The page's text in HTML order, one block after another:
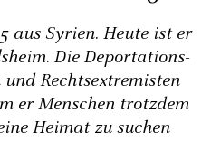
aus Syrien. Heute ist er
Die Deportations-
Rechtsextremisten
er Menschen trotzdem
Heimat zu suchen